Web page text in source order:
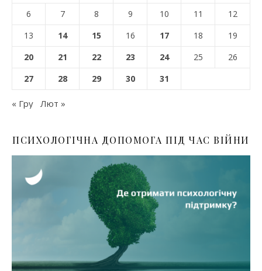
6
7 8 9 10 11
12
13
14 15 16 17 18
19
20
21 22 23 24 25
26
27
28 29 30 31
« Гру Лют »
ПСИХОЛОГІЧНА ДОПОМОГА ПІД ЧАС ВІЙНИ